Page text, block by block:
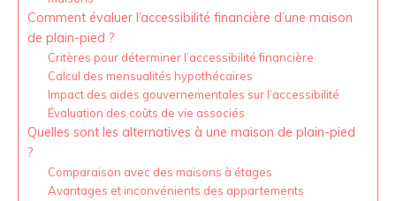
Comment évaluer l’accessibilité financière d’une maison
de plain-pied ?
Critères pour déterminer l’accessibilité financière
Calcul des mensualités hypothécaires
Impact des aides gouvernementales sur l’accessibilité
Évaluation des coûts de vie associés
Quelles sont les alternatives à une maison de plain-pied
?
Comparaison avec des maisons à étages
Avantages et inconvénients des appartements